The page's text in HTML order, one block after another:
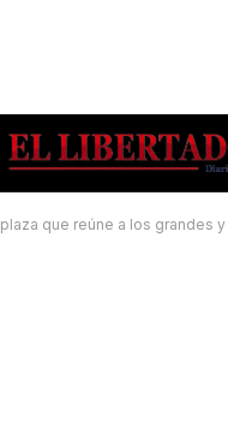
que reúne a los grandes y chicos